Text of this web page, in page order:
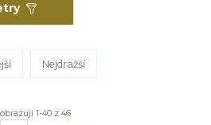
Nejdražší
1-40 z 46